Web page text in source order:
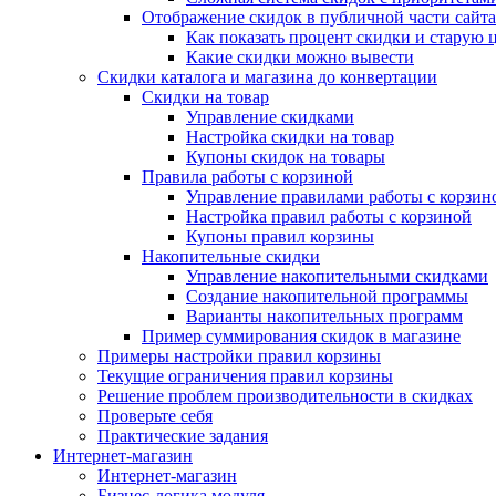
Отображение скидок в публичной части сайта
Как показать процент скидки и старую
Какие скидки можно вывести
Скидки каталога и магазина до конвертации
Скидки на товар
Управление скидками
Настройка скидки на товар
Купоны скидок на товары
Правила работы с корзиной
Управление правилами работы с
Настройка правил работы с корзиной
Купоны правил корзины
Накопительные скидки
Управление накопительными скидками
Создание накопительной программы
Варианты накопительных программ
Пример суммирования скидок в магазине
Примеры настройки правил корзины
Текущие ограничения правил корзины
Решение проблем производительности в скидках
Проверьте себя
Практические задания
Интернет-магазин
Интернет-магазин